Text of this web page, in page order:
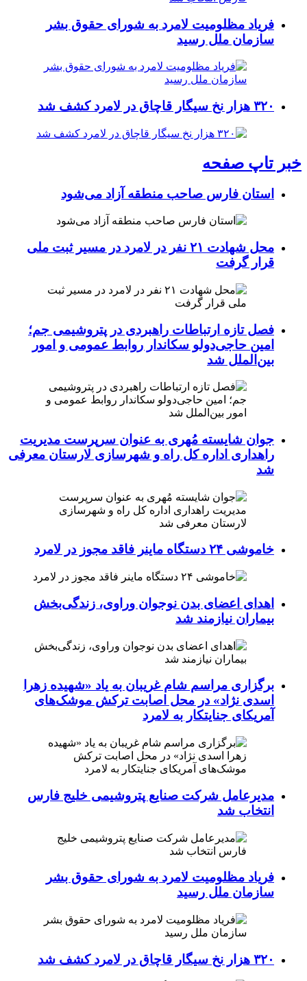
فریاد مظلومیت لامرد به شورای حقوق بشر
سازمان ملل رسید
۳۲۰ هزار نخ سیگار قاچاق در لامرد کشف شد
خبر تاپ صفحه
استان فارس صاحب منطقه آزاد می‌شود
محل شهادت ۲۱ نفر در لامرد در مسیر ثبت ملی
قرار گرفت
فصل تازه ارتباطات راهبردی در پتروشیمی جم؛
امین حاجی‌دولو سکاندار روابط عمومی و امور
بین‌الملل شد
جوان شایسته مُهری به عنوان سرپرست مدیریت
راهداری اداره کل راه و شهرسازی لارستان معرفی
شد
خاموشی ۲۴ دستگاه ماینر فاقد مجوز در لامرد
اهدای اعضای بدن نوجوان وراوی، زندگی‌بخش
بیماران نیازمند شد
برگزاری مراسم شام غریبان به یاد «شهیده زهرا
اسدی نژاد» در محل اصابت ترکش موشک‌های
آمریکای جنایتکار به لامرد
مدیرعامل شرکت صنایع پتروشیمی خلیج فارس
انتخاب شد
فریاد مظلومیت لامرد به شورای حقوق بشر
سازمان ملل رسید
۳۲۰ هزار نخ سیگار قاچاق در لامرد کشف شد